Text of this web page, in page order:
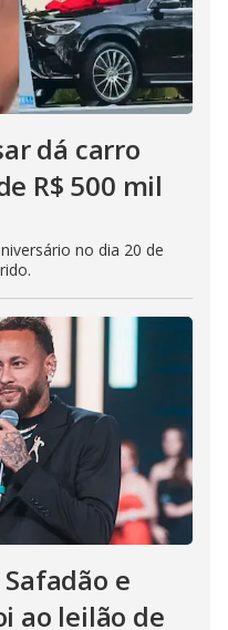
dá carro
R$ 500 mil
no dia 20 de
e
ao leilão de